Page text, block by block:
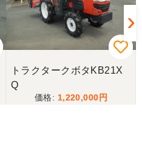
トラクタークボタKB21X
Q
1,220,000